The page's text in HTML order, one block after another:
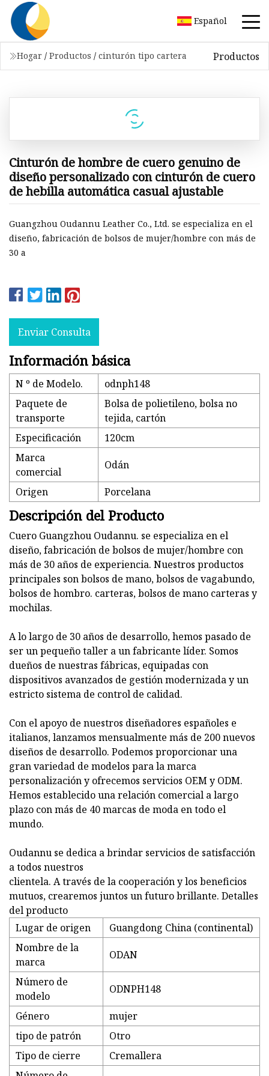
Español
Hogar / Productos / cinturón tipo cartera Productos
Cinturón de hombre de cuero genuino de
diseño personalizado con cinturón de cuero
de hebilla automática casual ajustable
Guangzhou Oudannu Leather Co., Ltd. se especializa en el
diseño, fabricación de bolsos de mujer/hombre con más de
30 a
Enviar Consulta
Información básica
N º de Modelo.
odnph148
Paquete de
transporte
Bolsa de polietileno, bolsa no
tejida, cartón
Especificación
120cm
Marca
comercial
Odán
Origen Porcelana
Descripción del Producto
Cuero Guangzhou Oudannu. se especializa en el
diseño, fabricación de bolsos de mujer/hombre con
más de 30 años de experiencia. Nuestros productos
principales son bolsos de mano, bolsos de vagabundo,
bolsos de hombro. carteras, bolsos de mano carteras y
mochilas.
A lo largo de 30 años de desarrollo, hemos pasado de
ser un pequeño taller a un fabricante líder. Somos
dueños de nuestras fábricas, equipadas con
dispositivos avanzados de gestión modernizada y un
estricto sistema de control de calidad.
Con el apoyo de nuestros diseñadores españoles e
italianos, lanzamos mensualmente más de 200 nuevos
diseños de desarrollo. Podemos proporcionar una
gran variedad de modelos para la marca
personalización y ofrecemos servicios OEM y ODM.
Hemos establecido una relación comercial a largo
plazo con más de 40 marcas de moda en todo el
mundo.
Oudannu se dedica a brindar servicios de satisfacción
a todos nuestros
clientela. A través de la cooperación y los beneficios
mutuos, crearemos juntos un futuro brillante. Detalles
del producto
Lugar de origen
Guangdong China (continental)
Nombre de la
marca
ODAN
Número de
modelo
ODNPH148
Género
mujer
tipo de patrón
Otro
Tipo de cierre
Cremallera